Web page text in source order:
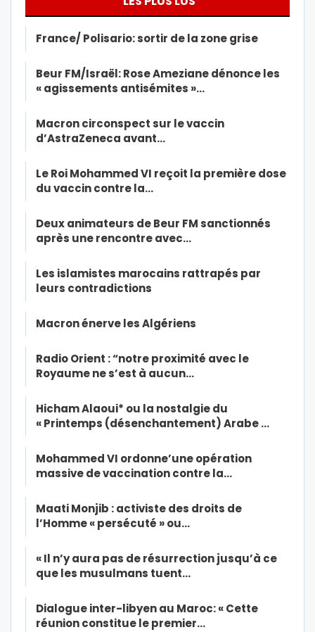
France/ Polisario: sortir de la zone grise
Beur FM/Israël: Rose Ameziane dénonce les
« agissements antisémites »…
Macron circonspect sur le vaccin
d’AstraZeneca avant…
Le Roi Mohammed VI reçoit la première dose
du vaccin contre la…
Deux animateurs de Beur FM sanctionnés
après une rencontre avec…
Les islamistes marocains rattrapés par
leurs contradictions
Macron énerve les Algériens
Radio Orient : “notre proximité avec le
Royaume ne s’est à aucun…
Hicham Alaoui* ou la nostalgie du
« Printemps (désenchantement) Arabe …
Mohammed VI ordonne’une opération
massive de vaccination contre la…
Maati Monjib : activiste des droits de
l’Homme « persécuté » ou…
« Il n’y aura pas de résurrection jusqu’à ce
que les musulmans tuent…
Dialogue inter-libyen au Maroc: « Cette
réunion constitue le premier…